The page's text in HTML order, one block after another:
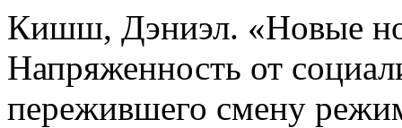
Кишш, Дэниэл. «Новые
Напряженность от
пережившего смену